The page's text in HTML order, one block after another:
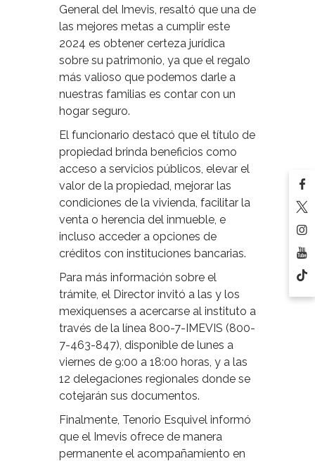
General del Imevis, resaltó que una de
las mejores metas a cumplir este
2024 es obtener certeza jurídica
sobre su patrimonio, ya que el regalo
más valioso que podemos darle a
nuestras familias es contar con un
hogar seguro.
El funcionario destacó que el título de
propiedad brinda beneficios como
acceso a servicios públicos, elevar el
valor de la propiedad, mejorar las
condiciones de la vivienda, facilitar la
venta o herencia del inmueble, e
incluso acceder a opciones de
créditos con instituciones bancarias.
Para más información sobre el
trámite, el Director invitó a las y los
mexiquenses a acercarse al instituto a
través de la línea 800-7-IMEVIS (800-
7-463-847), disponible de lunes a
viernes de 9:00 a 18:00 horas, y a las
12 delegaciones regionales donde se
cotejarán sus documentos.
Finalmente, Tenorio Esquivel informó
que el Imevis ofrece de manera
permanente el acompañamiento en